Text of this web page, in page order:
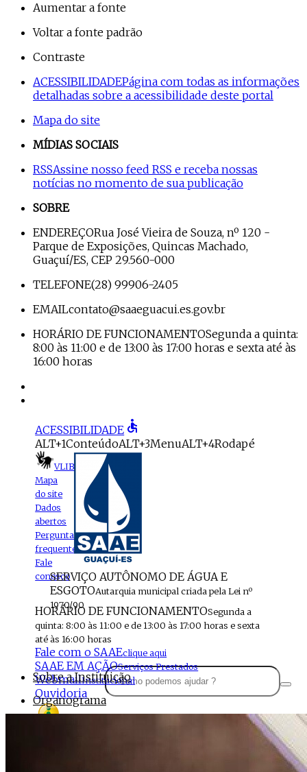
Aumentar a fonte
Voltar a fonte padrão
Contraste
ACESSIBILIDADEPágina com todas as informações
detalhadas sobre a acessibilidade deste portal
Mapa do site
MÍDIAS SOCIAIS
RSSAssine nosso feed RSS e receba nossas
notícias no momento de sua publicação
SOBRE
ENDEREÇORua José Vieira de Souza, nº 120 -
Parque de Exposições, Quincas Machado,
Guaçuí/ES, CEP 29.560-000
TELEFONE(28) 99906-2405
EMAILcontato@saaeguacui.es.gov.br
HORÁRIO DE FUNCIONAMENTOSegunda a quinta:
8:00 às 11:00 e de 13:00 às 17:00 horas e sexta até às
16:00 horas
ACESSIBILIDADE accessible
ALT+1ConteúdoALT+3MenuALT+4Rodapé
VLIBRAS
Mapa
do site
Dados
abertos
Perguntas
frequentes
Fale
conosco
SERVIÇO AUTÔNOMO DE ÁGUA E
ESGOTOAutarquia municipal criada pela Lei nº
1970/90
HORÁRIO DE FUNCIONAMENTOSegunda a
quinta: 8:00 às 11:00 e de 13:00 às 17:00 horas e sexta
até às 16:00 horas
Fale com o SAAEclique aqui
SAAE EM AÇÃOServiços Prestados
WebmailInstitucional
Ouvidoria
Sobre a Instituição
Organograma